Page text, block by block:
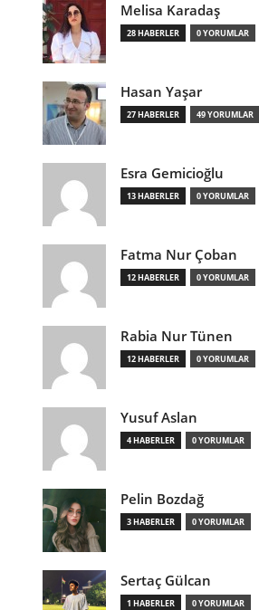
Melisa Karadaş
28 HABERLER 0 YORUMLAR
Hasan Yaşar
27 HABERLER 49 YORUMLAR
Esra Gemicioğlu
13 HABERLER 0 YORUMLAR
Fatma Nur Çoban
12 HABERLER 0 YORUMLAR
Rabia Nur Tünen
12 HABERLER 0 YORUMLAR
Yusuf Aslan
4 HABERLER 0 YORUMLAR
Pelin Bozdağ
3 HABERLER 0 YORUMLAR
Sertaç Gülcan
1 HABERLER 0 YORUMLAR